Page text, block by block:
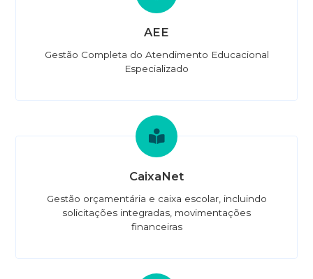
AEE
Gestão Completa do Atendimento Educacional
Especializado
CaixaNet
Gestão orçamentária e caixa escolar, incluindo
solicitações integradas, movimentações
financeiras